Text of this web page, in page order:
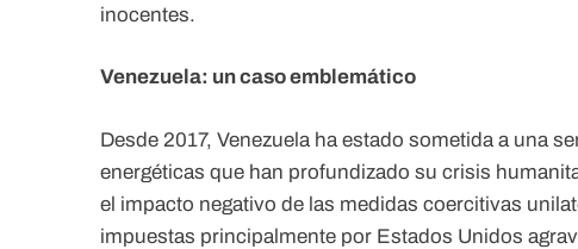
inocentes.
Venezuela: un caso emblemático
Desde 2017, Venezuela ha estado sometida a una
energéticas que han profundizado su crisis
el impacto negativo de las medidas coercitivas
impuestas principalmente por Estados Unidos